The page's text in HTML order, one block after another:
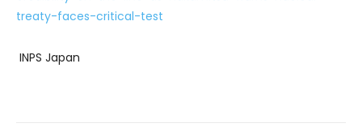
treaty-faces-critical-test
INPS Japan